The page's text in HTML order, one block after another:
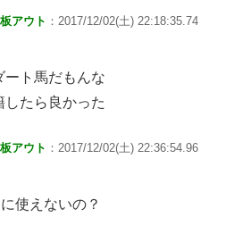
アウト ：2017/12/02(土) 22:18:35.74
ート馬だもんな
したら良かった
アウト ：2017/12/02(土) 22:36:54.96
使えないの？